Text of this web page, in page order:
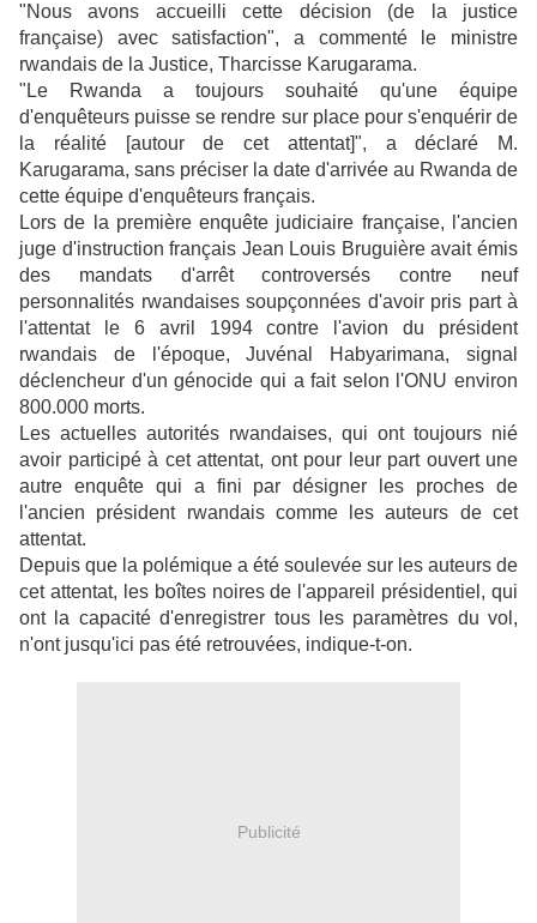
"Nous avons accueilli cette décision (de la justice
française) avec satisfaction", a commenté le ministre
rwandais de la Justice, Tharcisse Karugarama.
"Le Rwanda a toujours souhaité qu'une équipe
d'enquêteurs puisse se rendre sur place pour s'enquérir de
la réalité [autour de cet attentat]", a déclaré M.
Karugarama, sans préciser la date d'arrivée au Rwanda de
cette équipe d'enquêteurs français.
Lors de la première enquête judiciaire française, l'ancien
juge d'instruction français Jean Louis Bruguière avait émis
des mandats d'arrêt controversés contre neuf
personnalités rwandaises soupçonnées d'avoir pris part à
l'attentat le 6 avril 1994 contre l'avion du président
rwandais de l'époque, Juvénal Habyarimana, signal
déclencheur d'un génocide qui a fait selon l'ONU environ
800.000 morts.
Les actuelles autorités rwandaises, qui ont toujours nié
avoir participé à cet attentat, ont pour leur part ouvert une
autre enquête qui a fini par désigner les proches de
l'ancien président rwandais comme les auteurs de cet
attentat.
Depuis que la polémique a été soulevée sur les auteurs de
cet attentat, les boîtes noires de l'appareil présidentiel, qui
ont la capacité d'enregistrer tous les paramètres du vol,
n'ont jusqu'ici pas été retrouvées, indique-t-on.
Publicité